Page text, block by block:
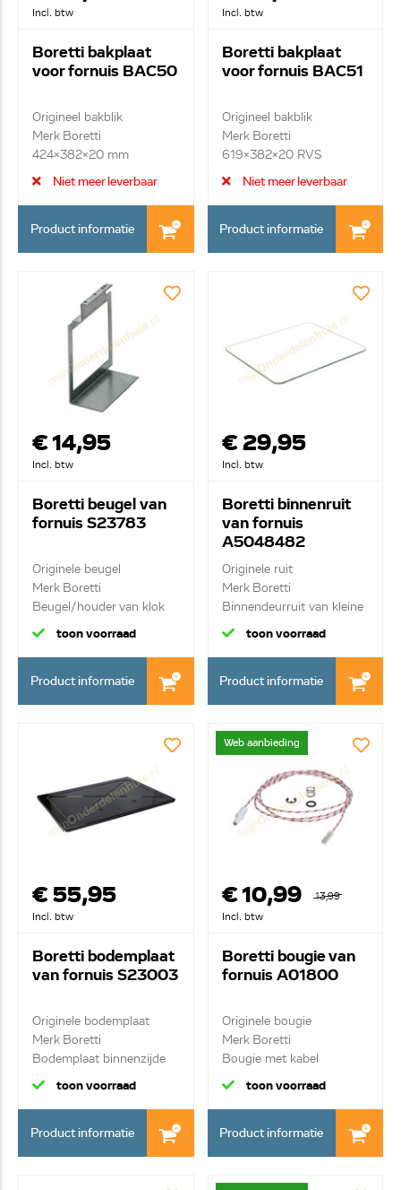
Incl. btw
Boretti bakplaat
voor fornuis BAC50
Origineel bakblik
Merk Boretti
424x382x20 mm
Niet meer leverbaar
Product informatie
Incl. btw
Boretti bakplaat
voor fornuis BAC51
Origineel bakblik
Merk Boretti
619x382x20 RVS
Niet meer leverbaar
Product informatie
€ 14,95
Incl. btw
Boretti beugel van
fornuis S23783
Originele beugel
Merk Boretti
Beugel/houder van klok
toon voorraad
Product informatie
€ 29,95
Incl. btw
Boretti binnenruit
van fornuis
A5048482
Originele ruit
Merk Boretti
Binnendeurruit van kleine
oven
toon voorraad
Product informatie
€ 55,95
Incl. btw
Boretti bodemplaat
van fornuis S23003
Originele bodemplaat
Merk Boretti
Bodemplaat binnenzijde
toon voorraad
Product informatie
Web aanbieding
€ 10,99
13,99
Incl. btw
Boretti bougie van
fornuis A01800
Originele bougie
Merk Boretti
Bougie met kabel
1200mm
toon voorraad
Product informatie